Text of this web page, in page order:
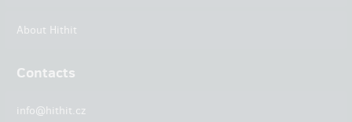
About Hithit
Contacts
info@hithit.cz